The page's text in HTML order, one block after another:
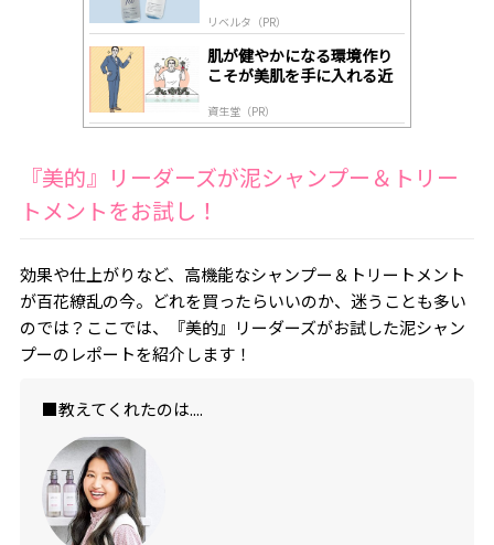
リベルタ（PR）
肌が健やかになる環境作り
こそが美肌を手に入れる近
資生堂（PR）
『美的』リーダーズが泥シャンプー＆トリー
トメントをお試し！
効果や仕上がりなど、高機能なシャンプー＆トリートメント
が百花繚乱の今。どれを買ったらいいのか、迷うことも多い
のでは？ここでは、『美的』リーダーズがお試した泥シャン
プーのレポートを紹介します！
■教えてくれたのは....